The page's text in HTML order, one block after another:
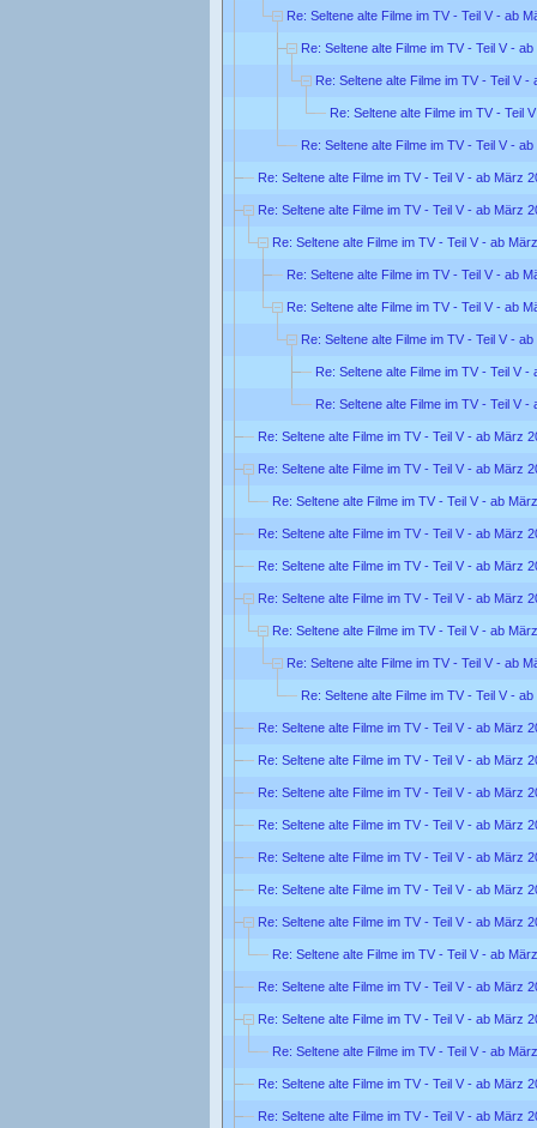
Re: Seltene alte Filme im TV - Teil V - ab
Re: Seltene alte Filme im TV - Teil V -
Re: Seltene alte Filme im TV - Teil V -
Re: Seltene alte Filme im TV - Teil
Re: Seltene alte Filme im TV - Teil V -
Re: Seltene alte Filme im TV - Teil V - ab März
Re: Seltene alte Filme im TV - Teil V - ab März
Re: Seltene alte Filme im TV - Teil V - ab
Re: Seltene alte Filme im TV - Teil V - ab
Re: Seltene alte Filme im TV - Teil V - ab
Re: Seltene alte Filme im TV - Teil V -
Re: Seltene alte Filme im TV - Teil V -
Re: Seltene alte Filme im TV - Teil V -
Re: Seltene alte Filme im TV - Teil V - ab März
Re: Seltene alte Filme im TV - Teil V - ab März
Re: Seltene alte Filme im TV - Teil V - ab
Re: Seltene alte Filme im TV - Teil V - ab März
Re: Seltene alte Filme im TV - Teil V - ab März
Re: Seltene alte Filme im TV - Teil V - ab März
Re: Seltene alte Filme im TV - Teil V - ab
Re: Seltene alte Filme im TV - Teil V - ab
Re: Seltene alte Filme im TV - Teil V -
Re: Seltene alte Filme im TV - Teil V - ab März
Re: Seltene alte Filme im TV - Teil V - ab März
Re: Seltene alte Filme im TV - Teil V - ab März
Re: Seltene alte Filme im TV - Teil V - ab März
Re: Seltene alte Filme im TV - Teil V - ab März
Re: Seltene alte Filme im TV - Teil V - ab März
Re: Seltene alte Filme im TV - Teil V - ab März
Re: Seltene alte Filme im TV - Teil V - ab
Re: Seltene alte Filme im TV - Teil V - ab März
Re: Seltene alte Filme im TV - Teil V - ab März
Re: Seltene alte Filme im TV - Teil V - ab
Re: Seltene alte Filme im TV - Teil V - ab März
Re: Seltene alte Filme im TV - Teil V - ab März